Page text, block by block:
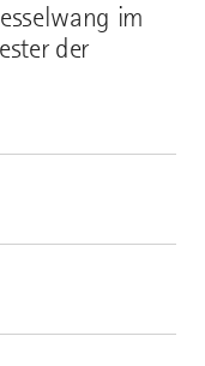
im
der